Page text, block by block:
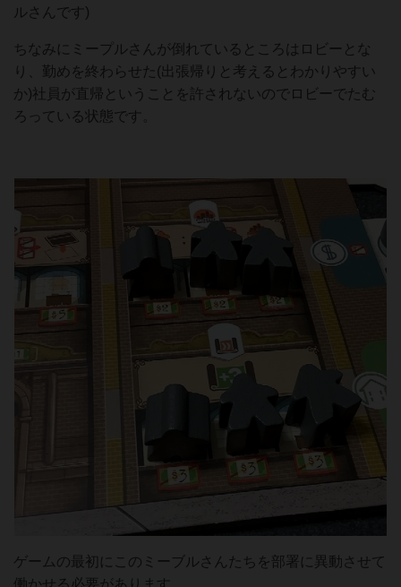
ルさんです)
ちなみにミープルさんが倒れているところはロビーとな
り、勤めを終わらせた(出張帰りと考えるとわかりやすい
か)社員が直帰ということを許されないのでロビーでたむ
ろっている状態です。
ゲームの最初にこのミーブルさんたちを部署に異動させて